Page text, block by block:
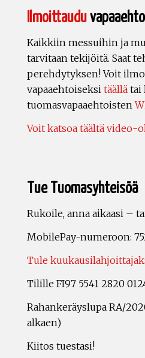
Ilmoittaudu
Kaikkiin messuihin ja
tarvitaan tekijöitä. Saat
perehdytyksen! Voit
vapaaehtoiseksi täällä tai
tuomasvapaaehtoisten
Voit katsoa täältä video-
Tue Tuomasyhteisöä
Rukoile, anna aikaasi –
MobilePay-numeroon:
Tule
Tilille FI97 5541 2820
Rahankeräyslupa RA/
alkaen)
Kiitos tuestasi!